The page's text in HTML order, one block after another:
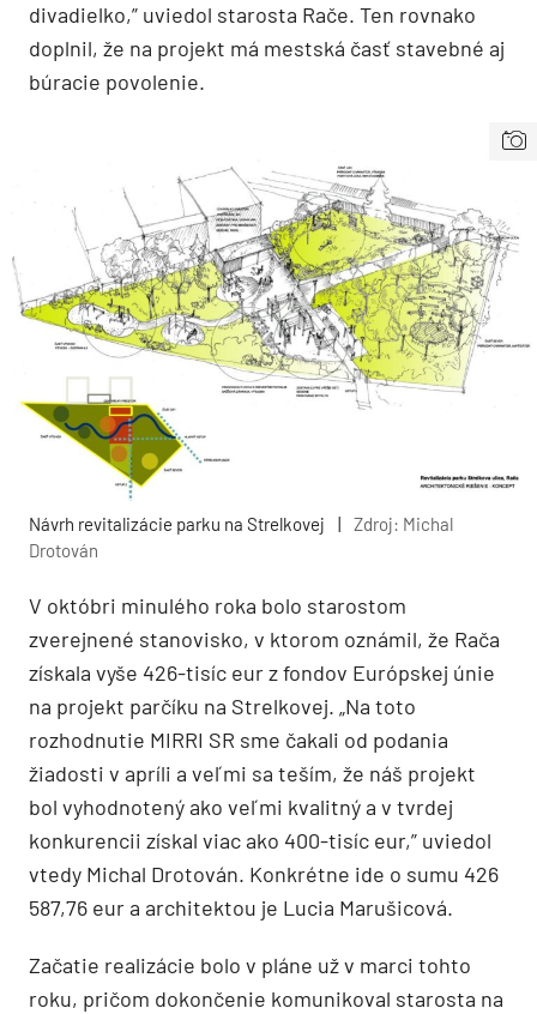
divadielko,” uviedol starosta Rače. Ten rovnako
doplnil, že na projekt má mestská časť stavebné aj
búracie povolenie.
Návrh revitalizácie parku na Strelkovej |
Zdroj: Michal
Drotován
V októbri minulého roka bolo starostom
zverejnené stanovisko, v ktorom oznámil, že Rača
získala vyše 426-tisíc eur z fondov Európskej únie
na projekt parčíku na Strelkovej. „Na toto
rozhodnutie MIRRI SR sme čakali od podania
žiadosti v apríli a veľmi sa teším, že náš projekt
bol vyhodnotený ako veľmi kvalitný a v tvrdej
konkurencii získal viac ako 400-tisíc eur,” uviedol
vtedy Michal Drotován. Konkrétne ide o sumu 426
587,76 eur a architektou je Lucia Marušicová.
Začatie realizácie bolo v pláne už v marci tohto
roku, pričom dokončenie komunikoval starosta na